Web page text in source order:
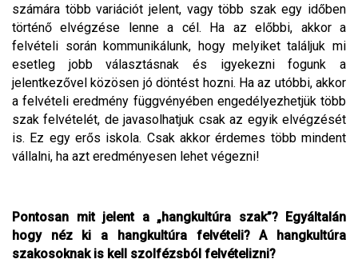
számára több variációt jelent, vagy több szak egy időben
történő elvégzése lenne a cél. Ha az előbbi, akkor a
felvételi során kommunikálunk, hogy melyiket találjuk mi
esetleg jobb választásnak és igyekezni fogunk a
jelentkezővel közösen jó döntést hozni. Ha az utóbbi, akkor
a felvételi eredmény függvényében engedélyezhetjük több
szak felvételét, de javasolhatjuk csak az egyik elvégzését
is. Ez egy erős iskola. Csak akkor érdemes több mindent
vállalni, ha azt eredményesen lehet végezni!
Pontosan mit jelent a „hangkultúra szak”? Egyáltalán
hogy néz ki a hangkultúra felvételi? A hangkultúra
szakosoknak is kell szolfézsból felvételizni?